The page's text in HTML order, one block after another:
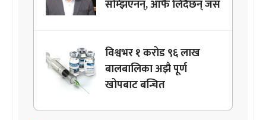
सम्झिएनन्, आफै लिदैछन् जस
विश्वभर १ करोड ९६ लाख
बालबालिका अझै पूर्ण
खोपबाट बन्चित